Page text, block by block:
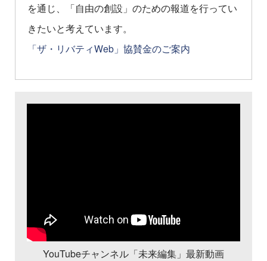
を通じ、「自由の創設」のための報道を行ってい
きたいと考えています。
「ザ・リバティWeb」協賛金のご案内
YouTubeチャンネル「未来編集」最新動画